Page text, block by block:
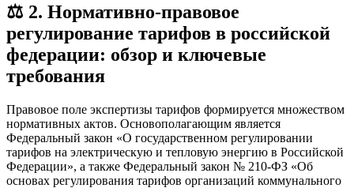
⚖️ 2. Нормативно-правовое
регулирование тарифов в российской
федерации: обзор и ключевые
требования
Правовое поле экспертизы тарифов формируется множеством
нормативных актов. Основополагающим является
Федеральный закон «О государственном регулировании
тарифов на электрическую и тепловую энергию в Российской
Федерации», а также Федеральный закон № 210-ФЗ «Об
основах регулирования тарифов организаций коммунального